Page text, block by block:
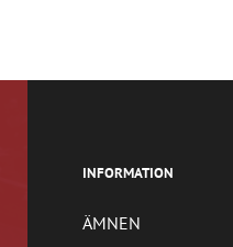
INFORMATION
ÄMNEN